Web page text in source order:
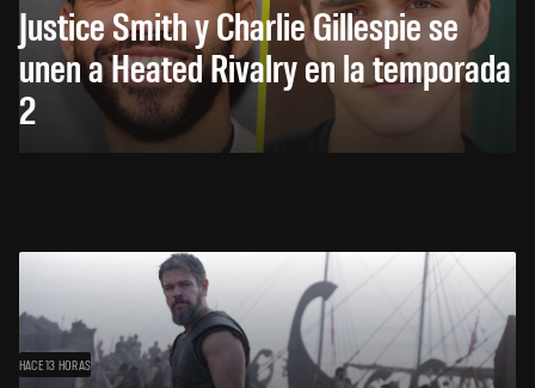
Justice Smith y Charlie Gillespie se
unen a Heated Rivalry en la temporada
2
HACE 13 HORAS